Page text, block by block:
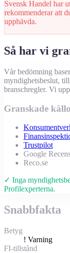
Svensk Handel har
rekommenderar att
upphävda.
Så har vi
Vår bedömning
myndighetsbeslut,
branschregler. Vi
Granskade
Trustpilot
Google
Reco.se
✓ Inga
Profilexperterna.
Snabbfakta
Betyg
! Varning
FI-tillstånd